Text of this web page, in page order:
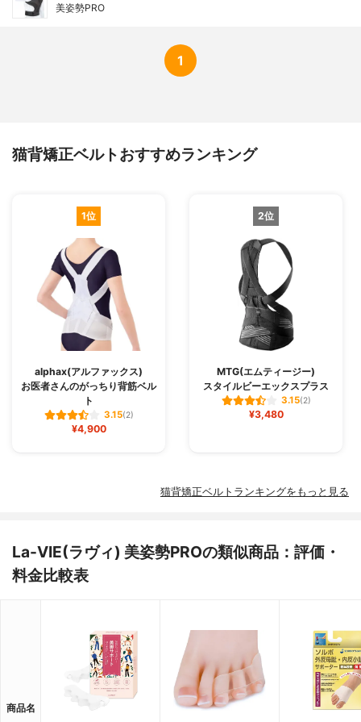
美姿勢PRO
1
猫背矯正ベルトおすすめランキング
1位
alphax(アルファックス)
お医者さんのがっちり背筋ベル
ト
3.15(2)
¥4,900
2位
MTG(エムティージー)
スタイルビーエックスプラス
3.15(2)
¥3,480
猫背矯正ベルトランキングをもっと見る
La-VIE(ラヴィ) 美姿勢PROの類似商品：評価・
料金比較表
商品名